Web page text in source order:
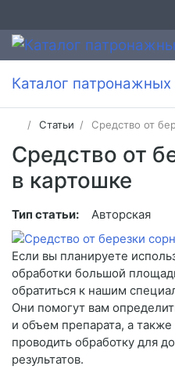
Каталог
Статьи Средство от
Средство от
в картошке
Тип статьи: Авторская
Если вы планируете
обработки большой
обратиться к нашим
Они помогут вам
и объем препарата, а
проводить обработку для
результатов.